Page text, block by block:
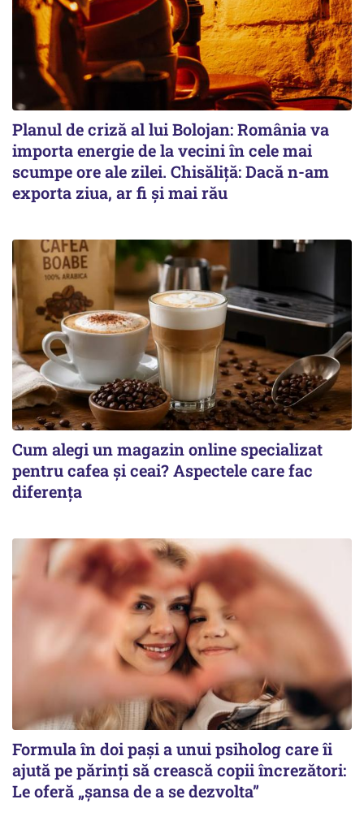
Planul de criză al lui Bolojan: România va
importa energie de la vecini în cele mai
scumpe ore ale zilei. Chisăliță: Dacă n-am
exporta ziua, ar fi și mai rău
Cum alegi un magazin online specializat
pentru cafea și ceai? Aspectele care fac
diferența
Formula în doi pași a unui psiholog care îi
ajută pe părinți să crească copii încrezători:
Le oferă „șansa de a se dezvolta”